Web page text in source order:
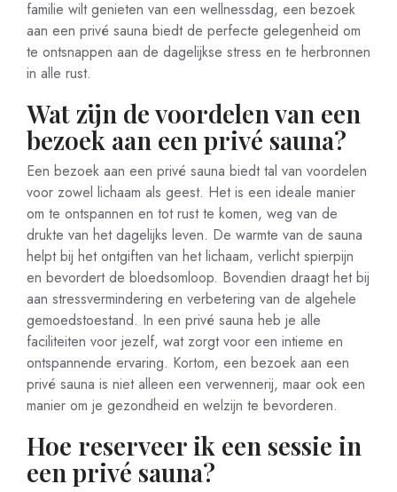
familie wilt genieten van een wellnessdag, een bezoek
aan een privé sauna biedt de perfecte gelegenheid om
te ontsnappen aan de dagelijkse stress en te herbronnen
in alle rust.
Wat zijn de voordelen van een
bezoek aan een privé sauna?
Een bezoek aan een privé sauna biedt tal van voordelen
voor zowel lichaam als geest. Het is een ideale manier
om te ontspannen en tot rust te komen, weg van de
drukte van het dagelijks leven. De warmte van de sauna
helpt bij het ontgiften van het lichaam, verlicht spierpijn
en bevordert de bloedsomloop. Bovendien draagt het bij
aan stressvermindering en verbetering van de algehele
gemoedstoestand. In een privé sauna heb je alle
faciliteiten voor jezelf, wat zorgt voor een intieme en
ontspannende ervaring. Kortom, een bezoek aan een
privé sauna is niet alleen een verwennerij, maar ook een
manier om je gezondheid en welzijn te bevorderen.
Hoe reserveer ik een sessie in
een privé sauna?